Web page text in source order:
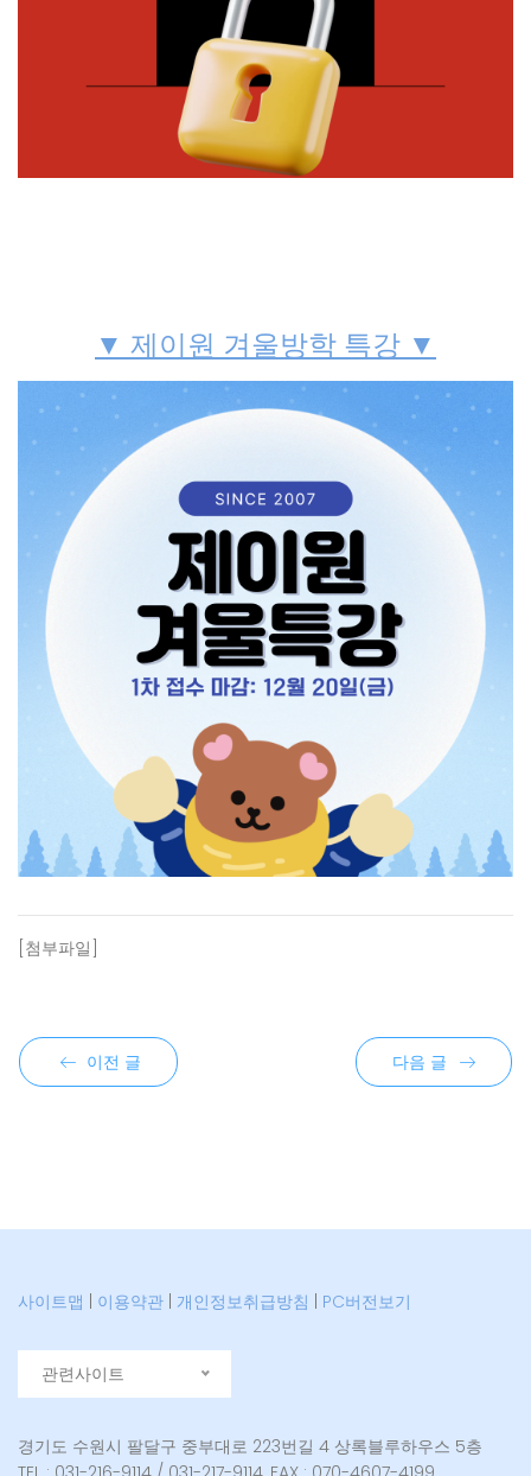
▼ 제이원 겨울방학 특강 ▼
[첨부파일]
이전 글 다음 글
사이트맵 이용약관 개인정보취급방침 PC버전보기
관련사이트
경기도 수원시 팔달구 중부대로 223번길 4 상록블루하우스 5층